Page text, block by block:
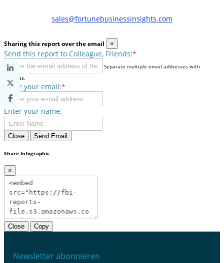
sales@fortunebusinessinsights.com
Sharing this report over the email ×
Send this report to Colleague, Friends:*
Separate multiple email addresses with
commas.
Enter your email:*
Enter your name:
Close Send Email
Share Infographic
×
Close Copy
Newsletter abonnieren